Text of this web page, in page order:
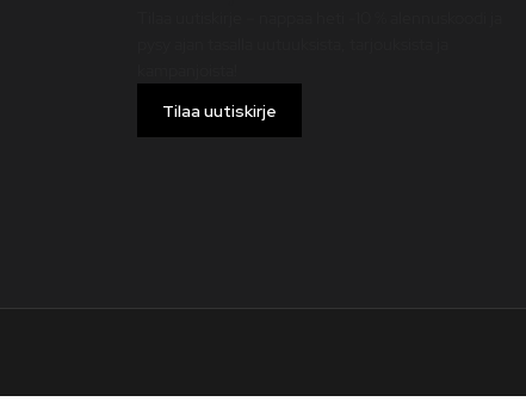
Tilaa uutiskirje